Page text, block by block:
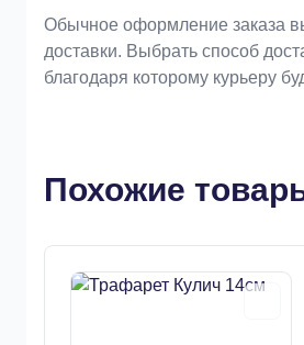
Обычное оформление заказа
доставки. Выбрать способ
благодаря которому курьеру
Похожие